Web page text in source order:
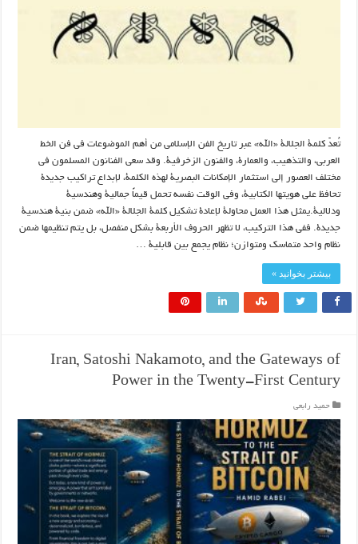
تُعدّ كلمة الجلالة «الله» عبر تاريخ الفن الإسلامي من أهم الموضوعات في فن الخط
العربي، والتذهيب، والعمارة، والفنون الزخرفية. وقد سعى الفنانون المسلمون في
مختلف العصور إلى استثمار الإمكانات البصرية لهذه الكلمة، لإبداع تراكيب جديدة
تحافظ على هويتها الكتابية، وفي الوقت نفسه تحمل قيماً جمالية وهندسية
ودلالية.يمثل هذا العمل محاولة لإعادة تشكيل كلمة الجلالة «الله» ضمن بنية هندسية
جديدة. ففي هذا التركيب، لا تظهر الحروف الأربعة بشكل منفصل، بل يتم تنظيمها ضمن
نظام واحد متماسك ومتوازن؛ نظام يجمع بين قابلية …
بیشتر بخوانید »
Iran, Satoshi Nakamoto, and the Gateways of
Power in the Twenty-First Century
حمید رابعی